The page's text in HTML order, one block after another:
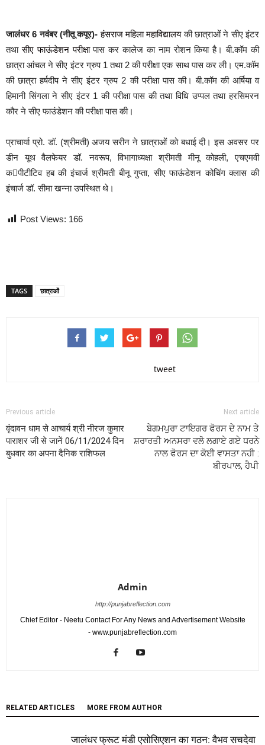
जालंधर 6 नवंबर (नीतू कपूर)- हंसराज महिला महाविद्यालयकी छात्राओं ने सीए इंटर
तथासीए फाऊंडेशन परीक्षापास कर कालेज का नाम रोशन किया है। बी.कॉम की
छात्रा आंचल ने सीए इंटर ग्रुप 1 तथा 2 की परीक्षा एक साथ पास कर ली। एम.कॉम
की छात्रा हर्षदीप ने सीए इंटर ग्रुप 2 की परीक्षा पास की। बी.कॉम की अर्षिया व
हिमानी सिंगला ने सीए इंटर 1 की परीक्षा पास की तथा विधि उप्पल तथा हरसिमरन
कौर ने सीए फाउंडेशन की परीक्षा पास की।
प्राचार्या प्रो. डॉ. (श्रीमती) अजय सरीन ने छात्राओं को बधाई दी। इस अवसर पर
डीन यूथ वैलफेयर डॉ. नवरूप, विभागाध्यक्षा श्रीमती मीनू कोहली, एचएमवी
कपीटीटिव हब की इंचार्ज श्रीमती बीनू गुप्ता, सीए फाऊंडेशन कोचिंग क्लास की
इंचार्ज डॉ. सीमा खन्ना उपस्थित थे।
Post Views: 166
TAGS छात्राओं
tweet
Previous article
वृंदावन धाम से आचार्य श्री नीरज कुमार
पाराशर जी से जानें 06/11/2024 दिन
बुधवार का अपना दैनिक राशिफल
Next article
ਬੇਗਮਪੁਰਾ ਟਾਇਗਰ ਫੋਰਸ ਦੇ ਨਾਮ ਤੇ
ਸ਼ਰਾਰਤੀ ਅਨਸਰਾ ਵਲੋ ਲਗਾਏ ਗਏ ਧਰਨੇ
ਨਾਲ ਫੋਰਸ ਦਾ ਕੋਈ ਵਾਸਤਾ ਨਹੀ :
ਬੀਰਪਾਲ, ਹੈਪੀ
Admin
http://punjabreflection.com
Chief Editor - Neetu Contact For Any News and Advertisement Website
- www.punjabreflection.com
RELATED ARTICLES MORE FROM AUTHOR
जालंधर फ्रूट मंडी एसोसिएशन का गठन: वैभव सचदेवा